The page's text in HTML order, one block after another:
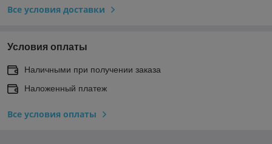
Все условия доставки
Условия оплаты
Наличными при получении заказа
Наложенный платеж
Все условия оплаты